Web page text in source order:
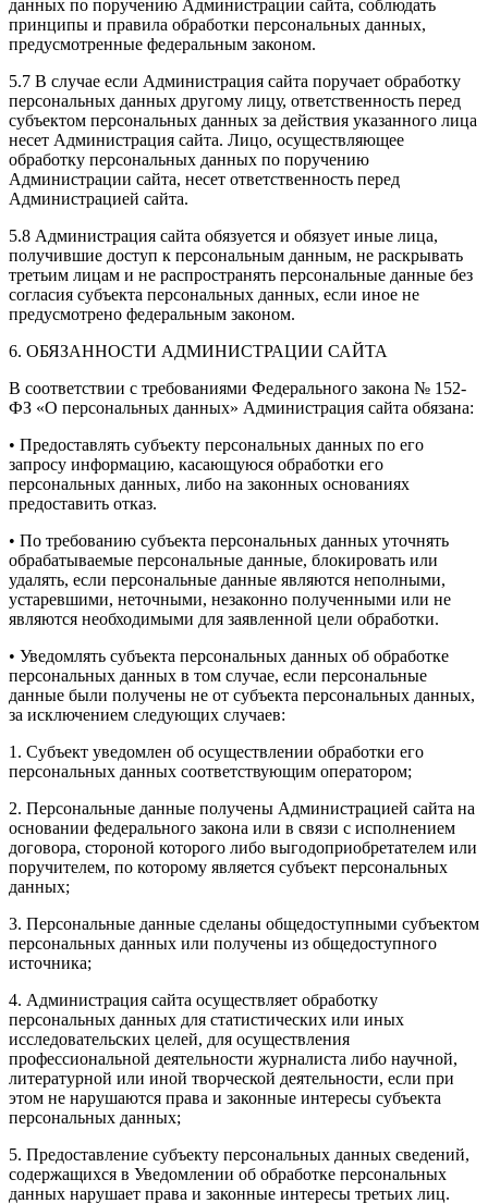
данных по поручению Администрации сайта, соблюдать
принципы и правила обработки персональных данных,
предусмотренные федеральным законом.
5.7 В случае если Администрация сайта поручает обработку
персональных данных другому лицу, ответственность перед
субъектом персональных данных за действия указанного лица
несет Администрация сайта. Лицо, осуществляющее
обработку персональных данных по поручению
Администрации сайта, несет ответственность перед
Администрацией сайта.
5.8 Администрация сайта обязуется и обязует иные лица,
получившие доступ к персональным данным, не раскрывать
третьим лицам и не распространять персональные данные без
согласия субъекта персональных данных, если иное не
предусмотрено федеральным законом.
6. ОБЯЗАННОСТИ АДМИНИСТРАЦИИ САЙТА
В соответствии с требованиями Федерального закона № 152-
ФЗ «О персональных данных» Администрация сайта обязана:
• Предоставлять субъекту персональных данных по его
запросу информацию, касающуюся обработки его
персональных данных, либо на законных основаниях
предоставить отказ.
• По требованию субъекта персональных данных уточнять
обрабатываемые персональные данные, блокировать или
удалять, если персональные данные являются неполными,
устаревшими, неточными, незаконно полученными или не
являются необходимыми для заявленной цели обработки.
• Уведомлять субъекта персональных данных об обработке
персональных данных в том случае, если персональные
данные были получены не от субъекта персональных данных,
за исключением следующих случаев:
1. Субъект уведомлен об осуществлении обработки его
персональных данных соответствующим оператором;
2. Персональные данные получены Администрацией сайта на
основании федерального закона или в связи с исполнением
договора, стороной которого либо выгодоприобретателем или
поручителем, по которому является субъект персональных
данных;
3. Персональные данные сделаны общедоступными субъектом
персональных данных или получены из общедоступного
источника;
4. Администрация сайта осуществляет обработку
персональных данных для статистических или иных
исследовательских целей, для осуществления
профессиональной деятельности журналиста либо научной,
литературной или иной творческой деятельности, если при
этом не нарушаются права и законные интересы субъекта
персональных данных;
5. Предоставление субъекту персональных данных сведений,
содержащихся в Уведомлении об обработке персональных
данных нарушает права и законные интересы третьих лиц.